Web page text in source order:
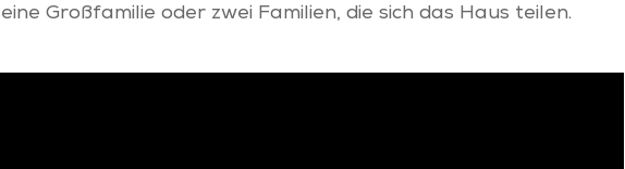
Großfamilie oder zwei Familien, die sich das Haus teilen.